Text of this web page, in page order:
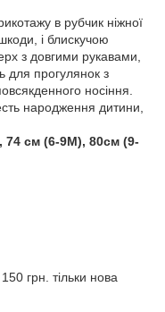
в рубчик ніжної
і блискучою
з довгими рукавами,
для прогулянок з
носіння.
народження дитини,
74 см (6-9М), 80см (9-
грн. тільки нова